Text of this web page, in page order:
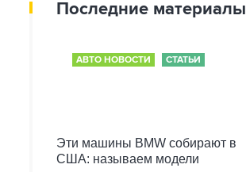
Последние материалы
АВТО НОВОСТИ СТАТЬИ
Эти машины BMW собирают в
США: называем модели